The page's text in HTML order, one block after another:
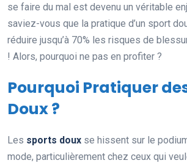
se faire du mal est devenu un véritable
saviez-vous que la pratique d’un sport
réduire jusqu’à 70% les risques de
! Alors, pourquoi ne pas en profiter ?
Pourquoi Pratiquer
Doux ?
Les sports doux se hissent sur le
mode, particulièrement chez ceux qui